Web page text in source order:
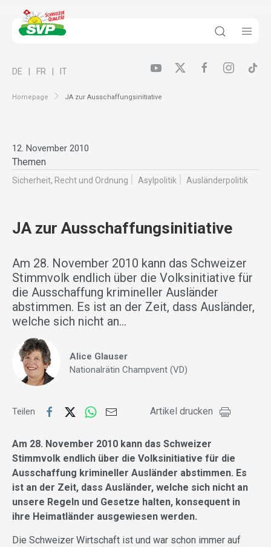
Homepage JA zur Ausschaffungsinitiative
DE FR IT
12. November 2010
Themen
Sicherheit, Recht und Ordnung Asylpolitik Ausländer­politik
JA zur Ausschaffungsinitiative
Am 28. November 2010 kann das Schweizer
Stimmvolk endlich über die Volksinitiative für
die Ausschaffung krimineller Ausländer
abstimmen. Es ist an der Zeit, dass Ausländer,
welche sich nicht an…
Alice Glauser
Nationalrätin Champvent (VD)
Teilen Artikel drucken
Am 28. November 2010 kann das Schweizer
Stimmvolk endlich über die Volksinitiative für die
Ausschaffung krimineller Ausländer abstimmen. Es
ist an der Zeit, dass Ausländer, welche sich nicht an
unsere Regeln und Gesetze halten, konsequent in
ihre Heimatländer ausgewiesen werden.
Die Schweizer Wirtschaft ist und war schon immer auf